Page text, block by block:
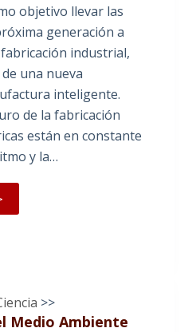
objetivo llevar las
generación a
industrial,
una nueva
inteligente.
de la fabricación
están en constante
y la…
>>
Medio Ambiente